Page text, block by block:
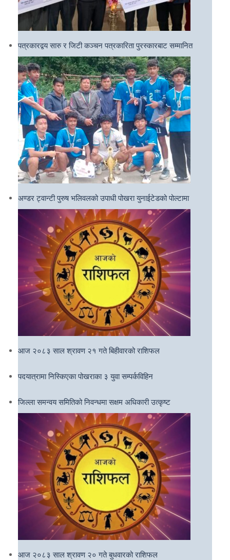
पत्रकारद्वय सारु र जिटी कञ्चन पत्रकारिता पुरस्कारबाट सम्मानित
अण्डर ट्वान्टी पुरुष भलिवलको उपाधी पोखरा युनाईटेडको पोल्टामा
आज २०८३ साल श्रावण २१ गते बिहीवारको राशिफल
पदयात्रामा निस्किएका पोखराका ३ युवा सम्पर्कविहिन
जिल्ला समन्वय समितिको निवन्धमा सक्षम अधिकारी उत्कृष्ट
आज २०८३ साल श्रावण २० गते बुधवारको राशिफल